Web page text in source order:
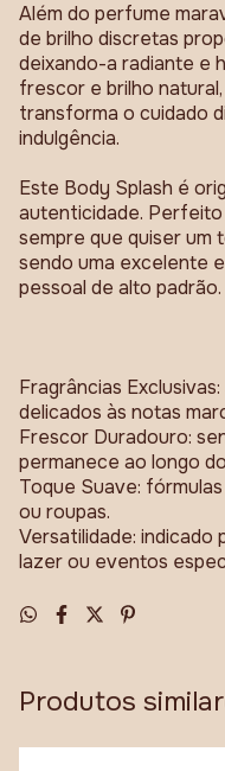
Além do perfume
de brilho discretas
deixando-a radiante e
frescor e brilho
transforma o cuidado
indulgência.
Este Body Splash é
autenticidade.
sempre que quiser
sendo uma excelente
pessoal de alto padrão.
Fragrâncias
delicados às notas
Frescor Duradouro:
permanece ao longo
Toque Suave:
ou roupas.
Versatilidade: indicado
lazer ou eventos
Produtos